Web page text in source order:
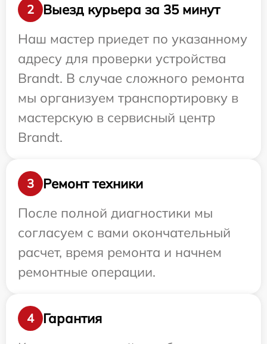
2
Выезд курьера за 35 минут
Наш мастер приедет по указанному
адресу для проверки устройства
Brandt. В случае сложного ремонта
мы организуем транспортировку в
мастерскую в сервисный центр
Brandt.
3
Ремонт техники
После полной диагностики мы
согласуем с вами окончательный
расчет, время ремонта и начнем
ремонтные операции.
4
Гарантия